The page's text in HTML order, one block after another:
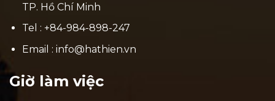
TP. Hồ Chí Minh
Tel : +84-984-898-247
Email : info@hathien.vn
Giờ làm việc